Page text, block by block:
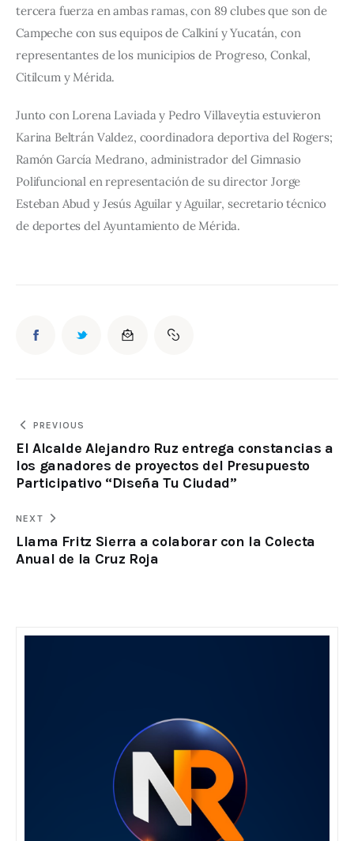
tercera fuerza en ambas ramas, con 89 clubes que son de
Campeche con sus equipos de Calkiní y Yucatán, con
representantes de los municipios de Progreso, Conkal,
Citilcum y Mérida.
Junto con Lorena Laviada y Pedro Villaveytia estuvieron
Karina Beltrán Valdez, coordinadora deportiva del Rogers;
Ramón García Medrano, administrador del Gimnasio
Polifuncional en representación de su director Jorge
Esteban Abud y Jesús Aguilar y Aguilar, secretario técnico
de deportes del Ayuntamiento de Mérida.
PREVIOUS
El Alcalde Alejandro Ruz entrega constancias a
los ganadores de proyectos del Presupuesto
Participativo “Diseña Tu Ciudad”
NEXT
Llama Fritz Sierra a colaborar con la Colecta
Anual de la Cruz Roja